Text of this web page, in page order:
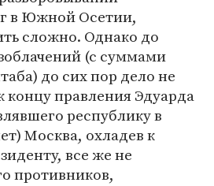
в Южной Осетии,
сложно. Однако до
(с суммами
до сих пор дело не
правления Эдуарда
республику в
Москва, охладев к
все же не
противников,